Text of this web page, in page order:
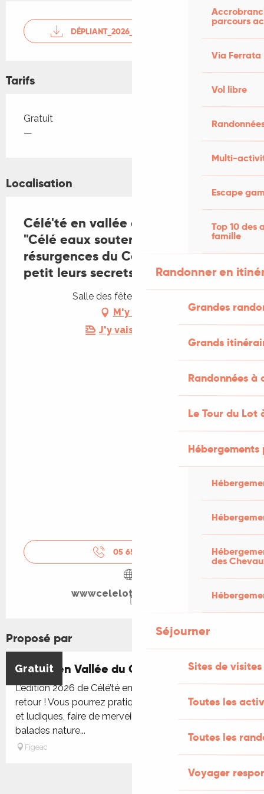
parcours
Via Ferrata
Vol libre
Multi-
Escape
Top 10 des
famille
Randonner en
Grandes
Grands
Randonnées
Le Tour du Lot
des
Séjourner
Sites de visites
Toutes les
Toutes les
Voyager
DÉPLIANT_2026_WEB
Tarifs
Tarifs 2026
Gratuit
—
Localisation
Célé'té en vallée du Célé à Corn:
"Célé eaux souterraines", les belles
résurgences du Célé livrent petit à
petit leurs secrets.
Salle des fêtes, 46100 Corn
M'y rendre
J'y vais en train !
05 65 11 47
wwwcelelotmedian.com
Proposé par
Gratuit
Célé'té en Vallée du Célé
L’édition 2026 de Célé’té en vallée du Célé est de
retour ! Vous pourrez pratiquer des activités sportives
et ludiques, faire de merveilleuses découvertes et des
balades nature...
Figeac